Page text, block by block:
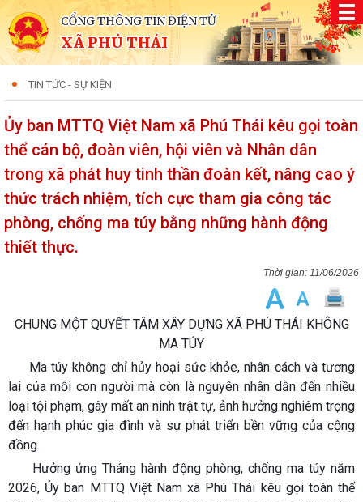
CỔNG THÔNG TIN ĐIỆN TỬ
XÃ PHÚ THÁI
TIN TỨC - SỰ KIỆN
Ủy ban MTTQ Việt Nam xã Phú Thái kêu gọi toàn
thể cán bộ, đoàn viên, hội viên và Nhân dân
trong xã phát huy tinh thần đoàn kết, nâng cao ý
thức trách nhiệm, tích cực tham gia công tác
phòng, chống ma túy bằng những hành động
thiết thực.
11/06/2026
CHUNG MỘT QUYẾT TÂM XÂY DỰNG XÃ PHÚ THÁI KHÔNG
MA TÚY
Ma túy không chỉ hủy hoại sức khỏe, nhân cách và tương
lai của mỗi con người mà còn là nguyên nhân dẫn đến nhiều
loại tội phạm, gây mất an ninh trật tự, ảnh hưởng nghiêm trọng
đến hạnh phúc gia đình và sự phát triển bền vững của cộng
đồng.
Hưởng ứng Tháng hành động phòng, chống ma túy năm
2026, Ủy ban MTTQ Việt Nam xã Phú Thái kêu gọi toàn thể